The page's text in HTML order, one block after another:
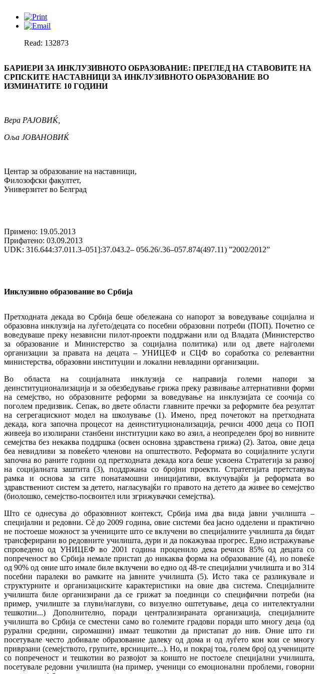
Read: 132873
БАРИЕРИ ЗА ИНКЛУЗИВНОТО ОБРАЗОВАНИЕ: ПРЕГЛЕД НА СТАВОВИТЕ НА
СРПСКИТЕ НАСТАВНИЦИ ЗА ИНКЛУЗИВНОТО ОБРАЗОВАНИЕ ВО
ИЗМИНАТИТЕ 10 ГОДИНИ
Вера РАЈОВИЌ,
Оља ЈОВАНОВИЌ
Центар за образование на наставници,
Фи­ло­зоф­ски факултет,
Универзитет во Белград
Примено: 19.05.2013
Прифатено: 03.09.2013
UDK: 316.644:37.011.3–051]:37.043.2– 056.26/.36–057.874(497.11) ”2002/2012”
Инклузивно образование во Србија
Претходната декада во Србија беше обележана со напорот за воведување социјална и
образовна инклузија на луѓето/децата со посебни образовни потреби (ПОП). Почетно се
воведуваше преку независни пилот-проекти поддржани или од Владата (Министерство
за образование и Министерство за социјална политика) или од двете најголеми
организации за правата на децата – УНИЦЕФ и СЦФ во соработка со релевантни
министерства, образовни институции и локални невладини организации.
Во областа на социјалната инклузија се направија големи напори за
деинституционализација и за обезбедување грижа преку развивање алтернативни форми
на семејство, но образовните реформи за воведување на инклузијата се соочија со
поголем предизвик. Сепак, во двете области главните пречки за реформите беа резултат
на сегрегацискиот модел на школување (1). Имено, пред почетокот на претходната
декада, кога започна процесот на деинституционализација, речиси 4000 деца со ПОП
живееја во изолирани станбени институции како во азил, а неопределен број во нивните
семејства без некаква поддршка (освен основна здравствена грижа) (2). Затоа, овие деца
беа невидливи за повеќето членови на општеството. Реформата во социјалните услуги
започна во раните години од претходната декада кога беше усвоена Стратегија за развој
на социјалната заштита (3), поддржана со бројни проекти. Стратегијата претставува
рамка и основа за сите понатамошни иницијативи, вклучувајќи ја реформата во
здравствениот систем за детето, нагласувајќи го правото на детето да живее во семејство
(биолошко, семејство-посвоител или згрижувачки семејства).
Што се однесува до образовниот контекст, Србија има два вида јавни училишта –
специјални и редовни. Сѐ до 2009 година, овие системи беа јасно одделени и практично
не постоеше можност за учениците што се вклучени во специјалните училишта да бидат
трансферирани во редовните училишта, дури и да покажуваа прогрес. Едно истражување
спроведено од УНИЦЕФ во 2001 година проценило дека речиси 85% од децата со
попреченост во Србија немале пристап до никаква форма на образование (4), но повеќе
од 90% од оние што имале биле вклучени во едно од 48-те специјални училишта и во 314
посебни паралеки во рамките на јавните училишта (5). Исто така се разликувале и
структурните и организациските карактеристики на овие два система. Специјалните
училишта биле организирани да се грижат за поединци со специфични потреби (на
пример, училиште за глуви/наглуви, со визуелно оштетување, деца со интелектуални
тешкотии...) Дополнително, поради централизираната организација, специјалните
училишта во Србија се сместени само во големите градови поради што многу деца (од
рурални средини, сиромашни) имаат тешкотии да пристапат до нив. Оние што ги
посетувале често добивале образование далеку од дома и од луѓето кон кои се многу
приврзани (семејството, групите, врсниците...). Но, и покрај тоа, голем број од учениците
со попреченост и тешкотии во развојот за коишто не постоеле специјални училишта,
посетувале редовни училишта (на пример, ученици со емоционални проблеми, говорни